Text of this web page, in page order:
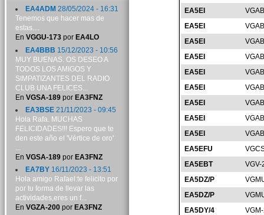
EA5EI
EA5EI
EA5EI
EA5EI
EA5EI
EA5EI
EA5EI
EA5EI
EA5EI
EA5EFU
EA5EBT
VGV-
EA5DZ/P
EA5DZ/P
EA5DY/4
EA4ADM 28/05/2024 - 16:31
Tenemos que hacer mas de
estas....
En VGGU-173por EA4LO
EA4BBB 15/12/2023 - 10:56
MUY BUENAS. OS DESEO A
TODOS LOS AMIGOS Y
SIMPATIZANTES DEL RADIO
CLUB UNA FELICES...
En VGSA-189por EA3FNZ
EA3BSE21/11/2023 - 09:45
Hola Rafa. MUCHAS
FELICIDADES!!! Espero que te
den este año el 'Vértice de oro'
...
En VGSA-189por EA3FNZ
EA7BY16/11/2023 - 13:51
Hola amigo Rafael:te felicito por
por tu forma de llevar las
actividades,eres un f...
En VGZA-200por EA3FNZ